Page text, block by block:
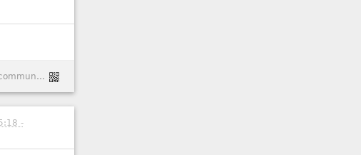
https://www.digitalocean.com/community/tutorials/how-to-install-and-configure-syncthing-to-synchronize-directories-on-ubuntu-14-04
-